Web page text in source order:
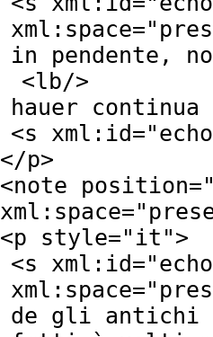
xml:space="
in pendente,
<lb/>
hauer continua
<s xml:id="
</p>
<note position
xml:space="
<p style=" it ">
<s xml:id="
xml:space="
de gli antichi